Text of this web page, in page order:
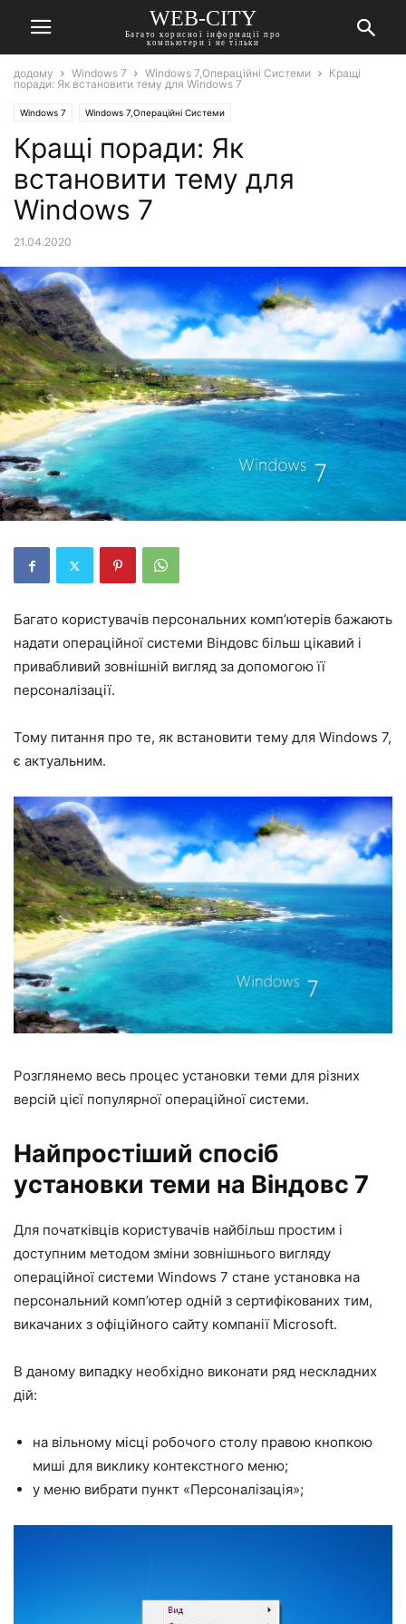
WEB-CITY
Багато корисної інформації про
компьютери і не тільки
додому Windows 7 Windows 7,Операційні Системи
Кращі
поради: Як встановити тему для Windows 7
Windows 7 Windows 7,Операційні Системи
Кращі поради: Як
встановити тему для
Windows 7
21.04.2020
Багато користувачів персональних комп’ютерів бажають
надати операційної системи Віндовс більш цікавий і
привабливий зовнішній вигляд за допомогою її
персоналізації.
Тому питання про те, як встановити тему для Windows 7,
є актуальним.
Розглянемо весь процес установки теми для різних
версій цієї популярної операційної системи.
Найпростіший спосіб
установки теми на Віндовс 7
Для початківців користувачів найбільш простим і
доступним методом зміни зовнішнього вигляду
операційної системи Windows 7 стане установка на
персональний комп’ютер одній з сертифікованих тим,
викачаних з офіційного сайту компанії Microsoft.
В даному випадку необхідно виконати ряд нескладних
дій:
на вільному місці робочого столу правою кнопкою
миші для виклику контекстного меню;
у меню вибрати пункт «Персоналізація»;